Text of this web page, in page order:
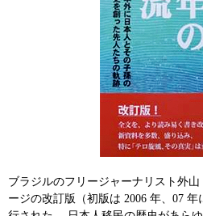
ブラジルのフリージャーナリスト外
ージの改訂版（初版は 2006 年、07